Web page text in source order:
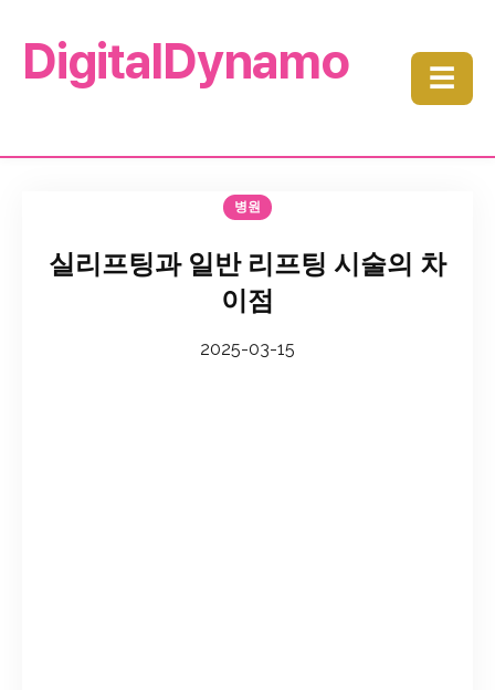
DigitalDynamo ☰
병원
실리프팅과 일반 리프팅 시술의 차
이점
2025-03-15